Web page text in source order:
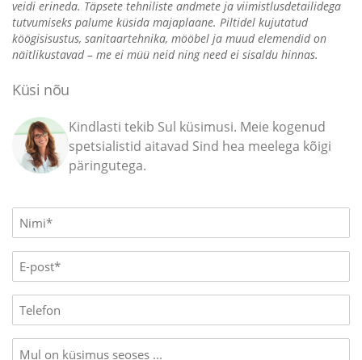
veidi erineda. Täpsete tehniliste andmete ja viimistlusdetailidega
tutvumiseks palume küsida majaplaane. Piltidel kujutatud
köögisisustus, sanitaartehnika, mööbel ja muud elemendid on
näitlikustavad – me ei müü neid ning need ei sisaldu hinnas.
Küsi nõu
Kindlasti tekib Sul küsimusi. Meie kogenud
spetsialistid aitavad Sind hea meelega kõigi
päringutega.
Name
(Required)
E-
mail
(Required)
Phone
Message